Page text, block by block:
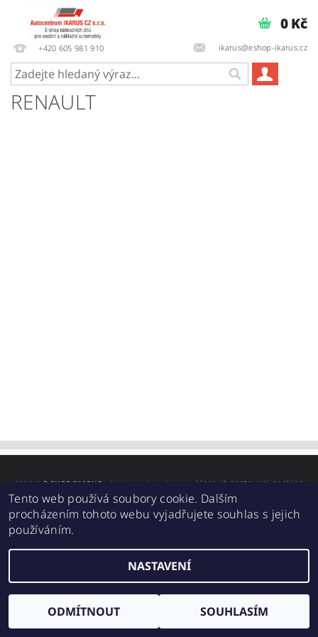
+420 605 981 910 ikarus@eshop-ikarus.cz
0 Kč
RENAULT
2026 © E-SHOP IKARUS , všechna práva vyhrazena Upravit nastavení cookies
Vytvořil Shoptet
Tento web používá soubory cookie. Dalším
procházením tohoto webu vyjadřujete souhlas s jejich
používáním.
NASTAVENÍ
ODMÍTNOUT SOUHLASÍM